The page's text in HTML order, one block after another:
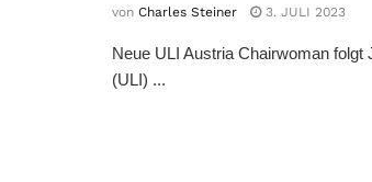
von Charles Steiner 3. JULI 2023
Neue ULI Austria Chairwoman
(ULI) ...